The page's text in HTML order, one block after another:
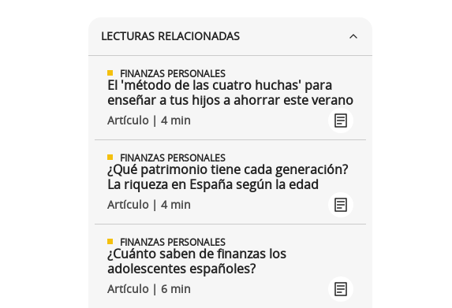
LECTURAS RELACIONADAS
FINANZAS PERSONALES
El 'método de las cuatro huchas' para
enseñar a tus hijos a ahorrar este verano
Artículo | 4 min
FINANZAS PERSONALES
¿Qué patrimonio tiene cada generación?
La riqueza en España según la edad
Artículo | 4 min
FINANZAS PERSONALES
¿Cuánto saben de finanzas los
adolescentes españoles?
Artículo | 6 min